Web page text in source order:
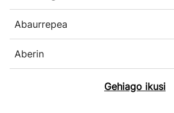
Abaurrepea
Aberin
Gehiago ikusi